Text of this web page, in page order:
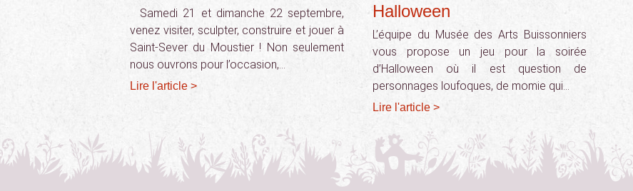
Samedi 21 et dimanche 22 septembre,
venez visiter, sculpter, construire et jouer à
Saint-Sever du Moustier ! Non seulement
nous ouvrons pour l’occasion,…
Lire l'article >
Halloween
L’équipe du Musée des Arts Buissonniers
vous propose un jeu pour la soirée
d’Halloween où il est question de
personnages loufoques, de momie qui…
Lire l'article >